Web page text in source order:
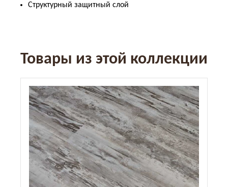
Структурный защитный слой
Товары из этой коллекции